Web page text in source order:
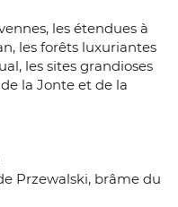
les étendues à
les forêts luxuriantes
les sites grandioses
la Jonte et de la
Przewalski, brâme du